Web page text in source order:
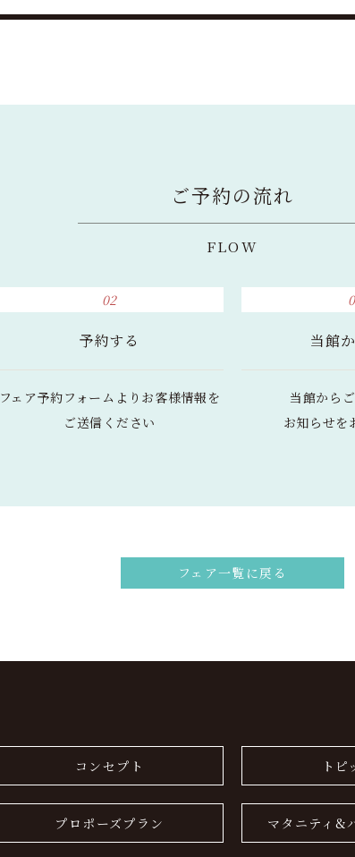
ご予約の流れ
FLOW
02
予約する
フェア予約フォームより お客様情報を
ご送信ください
当館
当館から
お知らせを
フェア一覧に戻る
コンセプト トピ
プロポーズプラン マタニティ&